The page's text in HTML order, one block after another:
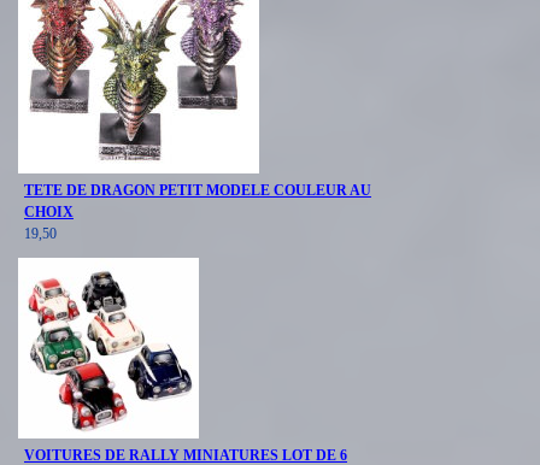
TETE DE DRAGON PETIT MODELE COULEUR AU
CHOIX
19,50
VOITURES DE RALLY MINIATURES LOT DE 6